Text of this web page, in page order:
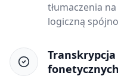
tłumaczenia
logiczną
fonetycznych